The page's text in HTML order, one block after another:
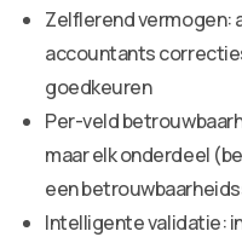
Zelflerend vermogen:
accountants
goedkeuren
Per-veld
maar elk onderdeel
een
Intelligente validatie: